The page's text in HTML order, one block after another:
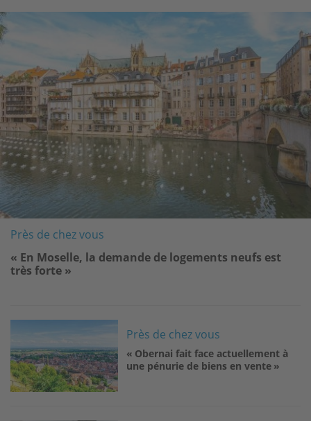
Image
Près de chez vous
« En Moselle, la demande de logements neufs est
très forte »
Près de chez vous
« Obernai fait face actuellement à
une pénurie de biens en vente »